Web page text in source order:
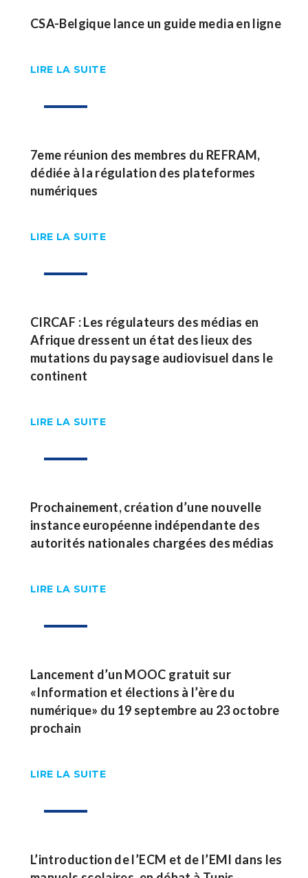
CSA-Belgique lance un guide media en ligne
LIRE LA SUITE
30
7eme réunion des membres du REFRAM,
dédiée à la régulation des plateformes
numériques
LIRE LA SUITE
23
CIRCAF : Les régulateurs des médias en
Afrique dressent un état des lieux des
mutations du paysage audiovisuel dans le
continent
LIRE LA SUITE
17
Prochainement, création d’une nouvelle
instance européenne indépendante des
autorités nationales chargées des médias
LIRE LA SUITE
08
Lancement d’un MOOC gratuit sur
«Information et élections à l’ère du
numérique» du 19 septembre au 23 octobre
prochain
LIRE LA SUITE
05
L’introduction de l’ECM et de l’EMI dans les